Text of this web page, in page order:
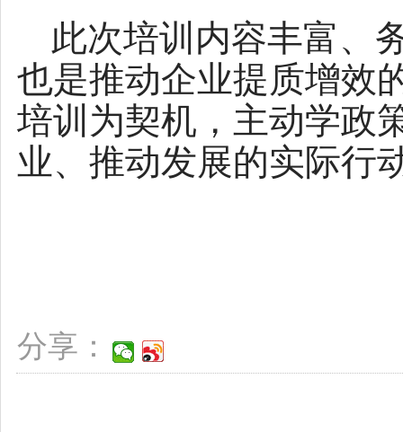
此次培训内容丰富、
也是推动企业提质增效
培训为契机，主动学政
业、推动发展的实际行
分享：